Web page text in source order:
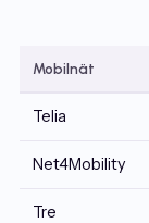
Mobilnät
Telia
Net4Mobility
Tre